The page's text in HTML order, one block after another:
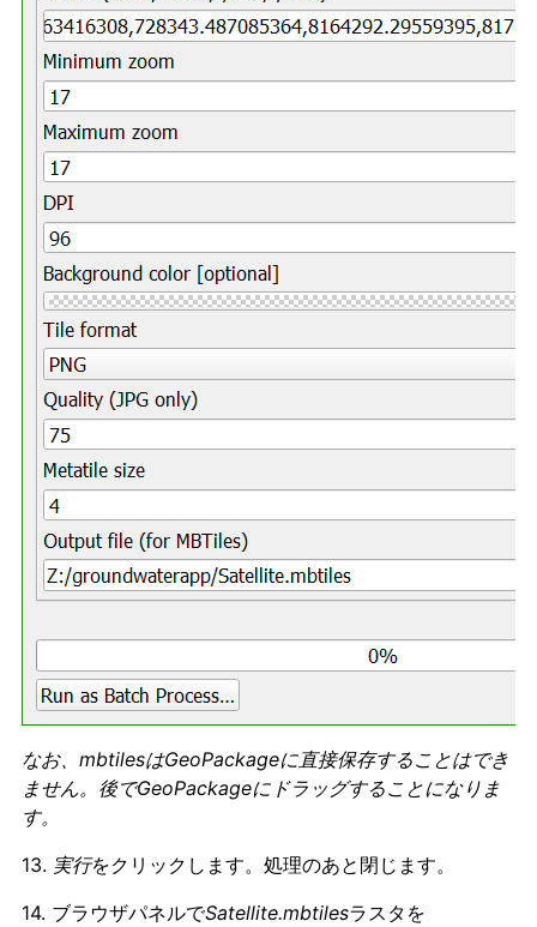
なお、mbtilesはGeoPackageに直接保存することはでき
ません。後でGeoPackageにドラッグすることになりま
す。
13. 実行をクリックします。処理のあと閉じます。
14. ブラウザパネルでSatellite.mbtilesラスタを